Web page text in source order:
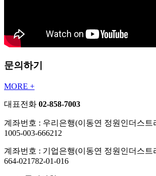
문의하기
MORE +
대표전화 02-858-7003
계좌번호 : 우리은행(이동연 정원인더스트
1005-003-666212
계좌번호 : 기업은행(이동연 정원인더스트
664-021782-01-016